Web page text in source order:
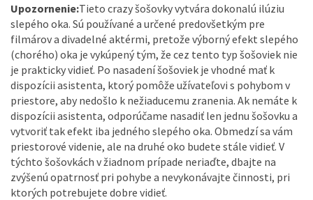
Upozornenie:Tieto crazy šošovky vytvára dokonalú ilúziu
slepého oka. Sú používané a určené predovšetkým pre
filmárov a divadelné aktérmi, pretože výborný efekt slepého
(chorého) oka je vykúpený tým, že cez tento typ šošoviek nie
je prakticky vidieť. Po nasadení šošoviek je vhodné mať k
dispozícii asistenta, ktorý pomôže užívateľovi s pohybom v
priestore, aby nedošlo k nežiaducemu zranenia. Ak nemáte k
dispozícii asistenta, odporúčame nasadiť len jednu šošovku a
vytvoriť tak efekt iba jedného slepého oka. Obmedzí sa vám
priestorové videnie, ale na druhé oko budete stále vidieť. V
týchto šošovkách v žiadnom prípade neriaďte, dbajte na
zvýšenú opatrnosť pri pohybe a nevykonávajte činnosti, pri
ktorých potrebujete dobre vidieť.